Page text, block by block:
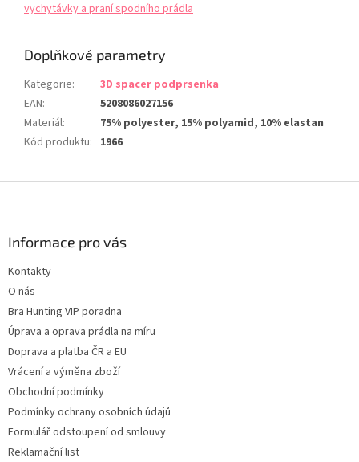
vychytávky a praní spodního prádla
Doplňkové parametry
Kategorie:
3D spacer podprsenka
EAN:
5208086027156
Materiál:
75% polyester, 15% polyamid, 10% elastan
Kód produktu: 1966
Informace pro vás
Kontakty
O nás
Bra Hunting VIP poradna
Úprava a oprava prádla na míru
Doprava a platba ČR a EU
Vrácení a výměna zboží
Obchodní podmínky
Podmínky ochrany osobních údajů
Formulář odstoupení od smlouvy
Reklamační list